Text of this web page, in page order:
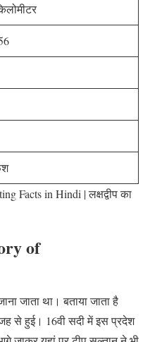
Facts in Hindi | लक्षद्वीप का
of
जाता था। बताया जाता है
से हुई। 16वी सदी में इस प्रदेश